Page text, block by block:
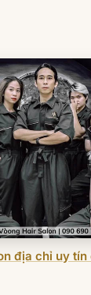
địa chỉ uy